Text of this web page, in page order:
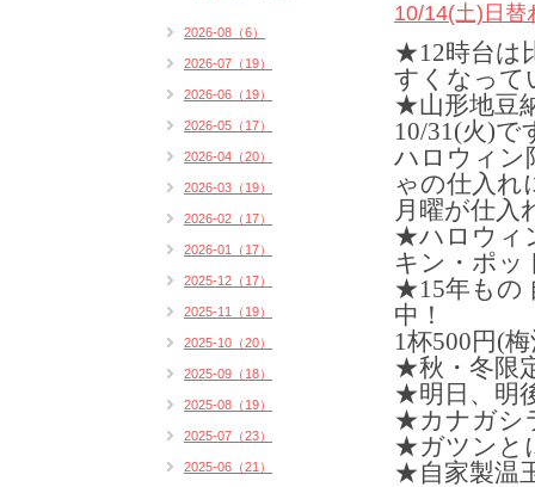
10/14(土)日替
★12時台は
すくなって
★山形地豆
10/31(火)で
ハロウィン
ゃの仕入れ
月曜が仕入
★ハロウィ
キン・ポッ
★15年もの
中！
1杯500円(
★秋・冬限
★明日、明
★カナガシ
★ガツンと
★自家製温
2026-08（6）
2026-07（19）
2026-06（19）
2026-05（17）
2026-04（20）
2026-03（19）
2026-02（17）
2026-01（17）
2025-12（17）
2025-11（19）
2025-10（20）
2025-09（18）
2025-08（19）
2025-07（23）
2025-06（21）